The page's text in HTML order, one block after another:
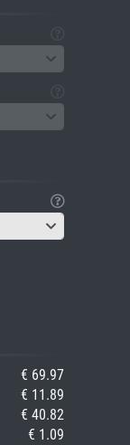
€ 69.97
€ 11.89
€ 40.82
€ 1.09